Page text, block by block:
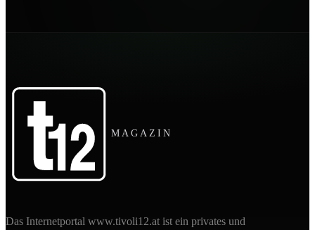
MAGAZIN
Das Internetportal www.tivoli12.at ist ein privates und